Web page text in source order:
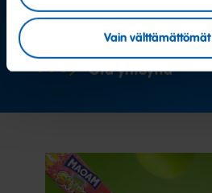
Vain
Autamme mielellämme
Ota yhteyttä